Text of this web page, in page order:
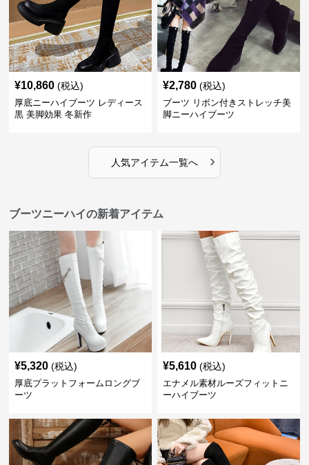
¥10,860 (税込)
厚底ニーハイブーツ レディース
黒 美脚効果 冬新作
¥2,780 (税込)
ブーツ リボン付きストレッチ美
脚ニーハイブーツ
人気アイテム一覧へ ›
ブーツニーハイの新着アイテム
¥5,320 (税込)
厚底プラットフォームロングブ
ーツ
¥5,610 (税込)
エナメル素材ルーズフィットニ
ーハイブーツ